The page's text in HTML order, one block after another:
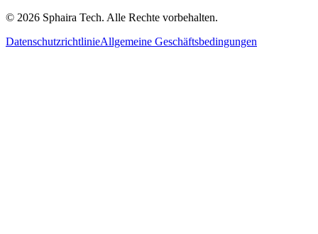
© 2026 Sphaira Tech. Alle Rechte vorbehalten.
DatenschutzrichtlinieAllgemeine Geschäftsbedingungen